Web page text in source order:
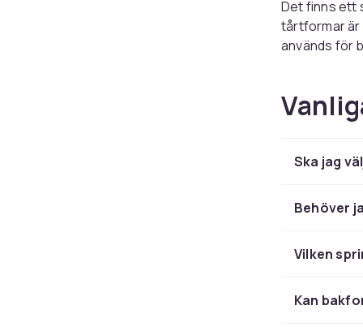
Det finns ett
tårtformar är
används för
Storleken
degen
gräddning.
enkel
Ska jag
Behöver
Vilken
Kan